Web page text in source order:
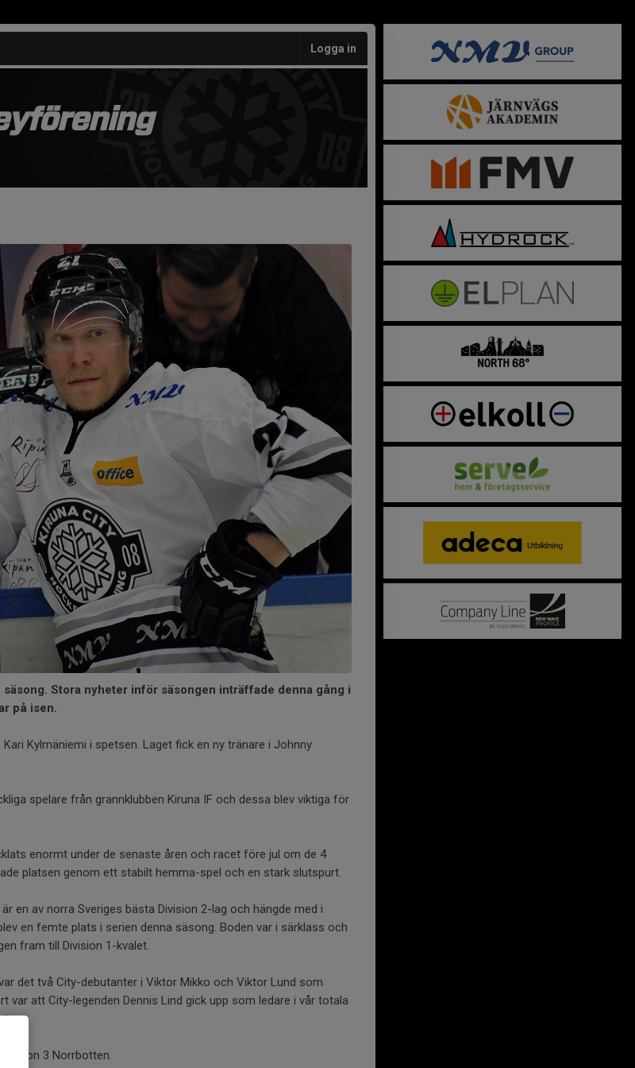
Logga in
Stora nyheter inför säsongen inträffade denna gång i
på isen.
Kylmäniemi i spetsen. Laget fick en ny tränare i Johnny
spelare från grannklubben Kiruna IF och dessa blev viktiga för
enormt under de senaste åren och racet före jul om de 4
platsen genom ett stabilt hemma-spel och en stark slutspurt.
en av norra Sveriges bästa Division 2-lag och hängde med i
en femte plats i serien denna säsong. Boden var i särklass och
fram till Division 1-kvalet.
det två City-debutanter i Viktor Mikko och Viktor Lund som
var att City-legenden Dennis Lind gick upp som ledare i vår totala
3 Norrbotten.